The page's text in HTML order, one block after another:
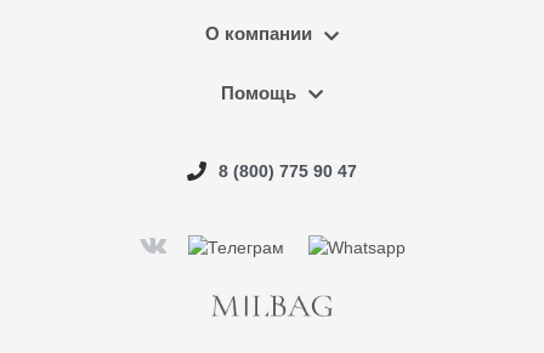
О компании
Помощь
8 (800) 775 90 47